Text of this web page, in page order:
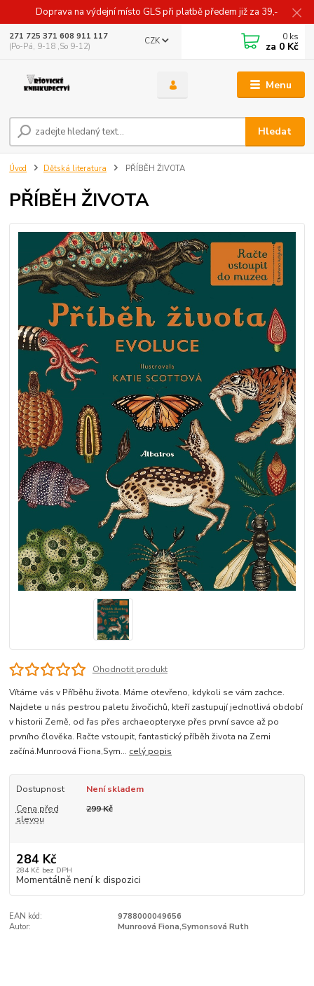
Doprava na výdejní místo GLS při platbě předem již za 39,-
Menu
CZK
Hledat
271 725 371 608 911 117
(Po-Pá, 9-18 ,So 9-12)
0 ks
za 0 Kč
Úvod Dětská literatura PŘÍBĚH ŽIVOTA
PŘÍBĚH ŽIVOTA
Ohodnotit produkt
Vítáme vás v Příběhu života. Máme otevřeno, kdykoli se vám zachce.
Najdete u nás pestrou paletu živočichů, kteří zastupují jednotlivá období
v historii Země, od řas přes archaeopteryxe přes první savce až po
prvního člověka. Račte vstoupit, fantastický příběh života na Zemi
začíná.Munroová Fiona,Sym... celý popis
Dostupnost
Není skladem
Cena před
slevou
299 Kč
284 Kč
284 Kč bez DPH
Momentálně není k dispozici
EAN kód:
9788000049656
Autor:
Munroová Fiona,Symonsová Ruth